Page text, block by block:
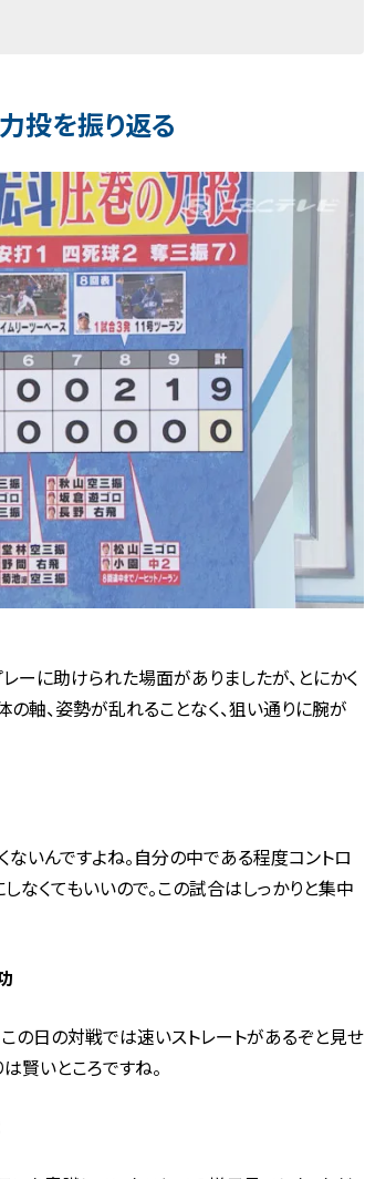
投を振り返る
ーに助けられた場面がありましたが、とにかく
軸、姿勢が乱れることなく、狙い通りに腕が
いんですよね。自分の中である程度コントロ
なくてもいいので。この試合はしっかりと集中
の日の対戦では速いストレートがあるぞと見せ
賢いところですね。